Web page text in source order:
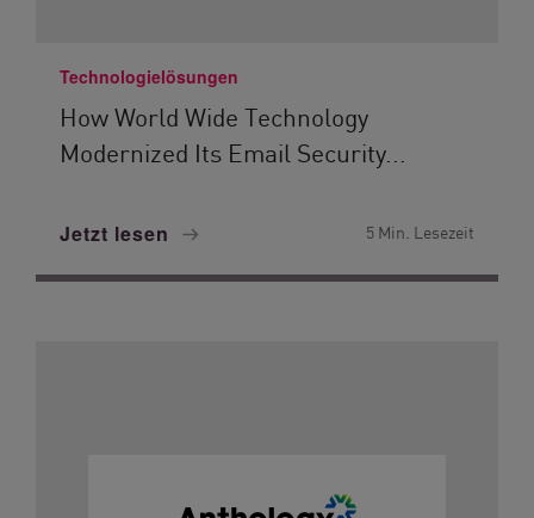
Technologielösungen
How World Wide Technology
Modernized Its Email Security...
Jetzt lesen 5 Min. Lesezeit